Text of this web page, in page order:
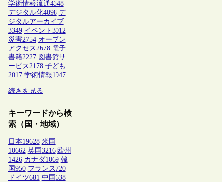
学術情報流通4348
デジタル化4098 デ
ジタルアーカイブ
3349 イベント 3012
災害2754 オープン
アクセス 2678 電子
書籍2227 図書館サ
ービス 2178 子ども
2017 学術情報1947
続きを見る
キーワードから検
索（国・地域）
日本19628 米国
10662 英国 3216 欧州
1426 カナダ1069 韓
国 950 フランス 720
ドイツ681 中国 638